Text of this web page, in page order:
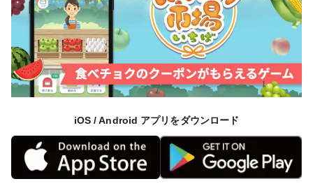
iOS / Android アプリをダウンロード